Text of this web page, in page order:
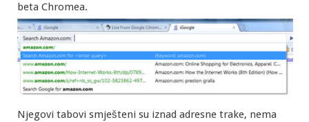
beta Chromea.
Njegovi tabovi smješteni su iznad adresne trake, nema